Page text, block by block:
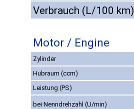
Verbrauch (L/100 km)
Motor / Engine
Zylinder
Hubraum (ccm)
Leistung (PS)
bei Nenndrehzahl (U/min)